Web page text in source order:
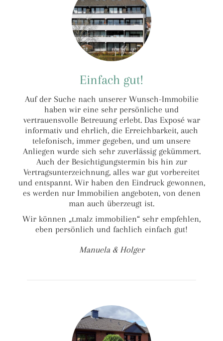
Einfach gut!
Auf der Suche nach unserer Wunsch-Immobilie
haben wir eine sehr persönliche und
vertrauensvolle Betreuung erlebt. Das Exposé war
informativ und ehrlich, die Erreichbarkeit, auch
telefonisch, immer gegeben, und um unsere
Anliegen wurde sich sehr zuverlässig gekümmert.
Auch der Besichtigungstermin bis hin zur
Vertragsunterzeichnung, alles war gut vorbereitet
und entspannt. Wir haben den Eindruck gewonnen,
es werden nur Immobilien angeboten, von denen
man auch überzeugt ist.
Wir können „t.malz immobilien“ sehr empfehlen,
eben persönlich und fachlich einfach gut!
Manuela & Holger